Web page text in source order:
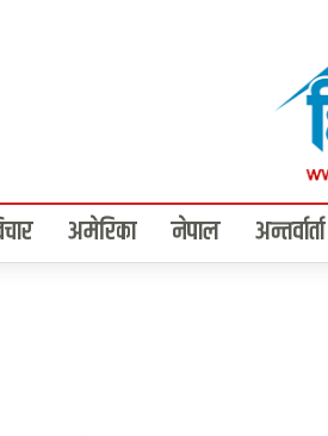
अमेरिका नेपाल अन्तर्वार्ता